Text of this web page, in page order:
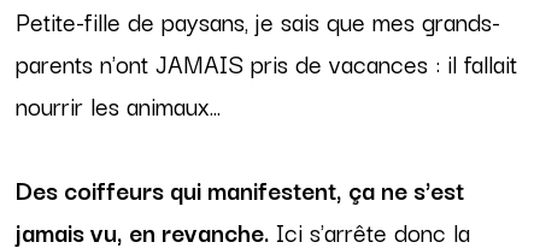
Petite-fille de paysans, je sais que mes grands-
parents n'ont JAMAIS pris de vacances : il fallait
nourrir les animaux...
Des coiffeurs qui manifestent, ça ne s'est
jamais vu, en revanche.Ici s'arrête donc la